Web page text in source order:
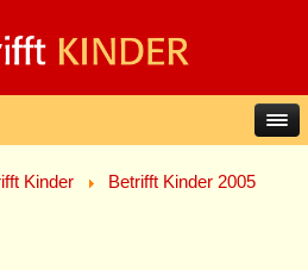
Kinder
Betrifft Kinder 2005